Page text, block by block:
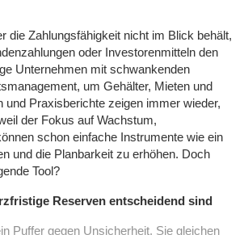
die Zahlungsfähigkeit nicht im Blick behält,
oder Investorenmitteln den
Unternehmen mit schwankenden
um Gehälter, Mieten und
Praxisberichte zeigen immer wieder,
der Fokus auf Wachstum,
schon einfache Instrumente wie ein
und die Planbarkeit zu erhöhen. Doch
Tool?
Reserven entscheidend sind
Puffer gegen Unsicherheit. Sie gleichen